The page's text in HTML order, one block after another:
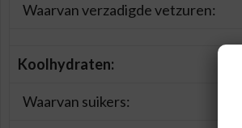
Waarvan verzadigde vetzuren:
Koolhydraten:
Waarvan suikers: